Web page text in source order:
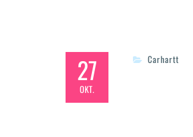
27
OKT.
Carhartt